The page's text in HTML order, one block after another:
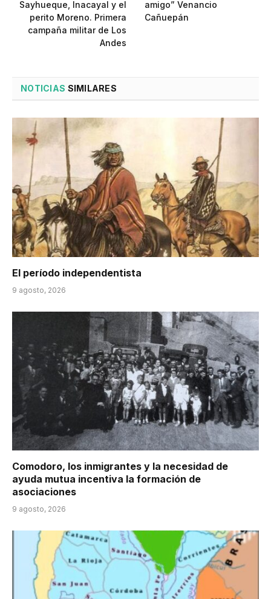
Sayhueque, Inacayal y el
perito Moreno. Primera
campaña militar de Los
Andes
amigo” Venancio
Cañuepán
NOTICIAS SIMILARES
El período independentista
9 agosto, 2026
Comodoro, los inmigrantes y la necesidad de
ayuda mutua incentiva la formación de
asociaciones
9 agosto, 2026